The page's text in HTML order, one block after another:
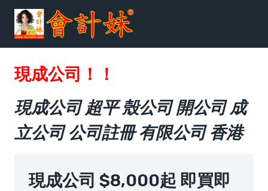
現成公司！！
現成公司 超平 殼公司 開公司 成
立公司 公司註冊 有限公司 香港
現成公司 $8,000起 即買即